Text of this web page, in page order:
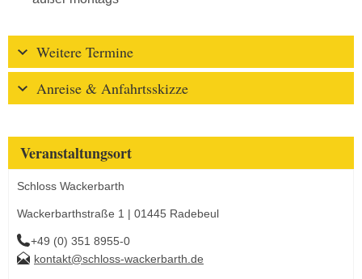
Weitere Termine
Anreise & Anfahrtsskizze
Veranstaltungsort
Schloss Wackerbarth
Wackerbarthstraße 1 | 01445 Radebeul
+49 (0) 351 8955-0
kontakt@schloss-wackerbarth.de